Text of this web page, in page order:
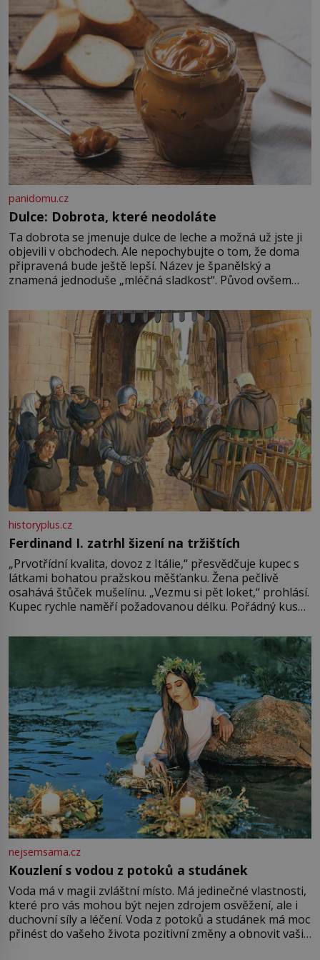
(1911–1979) či Heinrich Himmler
(1900–1945) zná každý, o koho se
historie jen otřela. Jenže […]
panidomu.cz
Dulce: Dobrota, které neodoláte
Ta dobrota se jmenuje dulce de leche a možná už jste ji
objevili v obchodech. Ale nepochybujte o tom, že doma
připravená bude ještě lepší. Název je španělský a
znamená jednoduše „mléčná sladkost“. Původ ovšem
pře hned několik latinskoamerických zemí a k tomu
Francie, kde se traduje,
historyplus.cz
Ferdinand I. zatrhl šizení na tržištích
„Prvotřídní kvalita, dovoz z Itálie,“ přesvědčuje kupec s
látkami bohatou pražskou měšťanku. Žena pečlivě
osahává štůček mušelínu. „Vezmu si pět loket,“ prohlásí.
Kupec rychle naměří požadovanou délku. Pořádný kus
milostpaní. Stačí jenom na sukni,“ zhodnotí švadlena
množství růžového mušelínu. „Ošidili vás, podívejte.“
Vezme do ruky dřevěnou
nejsemsama.cz
Kouzlení s vodou z potoků a studánek
Voda má v magii zvláštní místo. Má jedinečné vlastnosti,
které pro vás mohou být nejen zdrojem osvěžení, ale i
duchovní síly a léčení. Voda z potoků a studánek má moc
přinést do vašeho života pozitivní změny a obnovit vaši